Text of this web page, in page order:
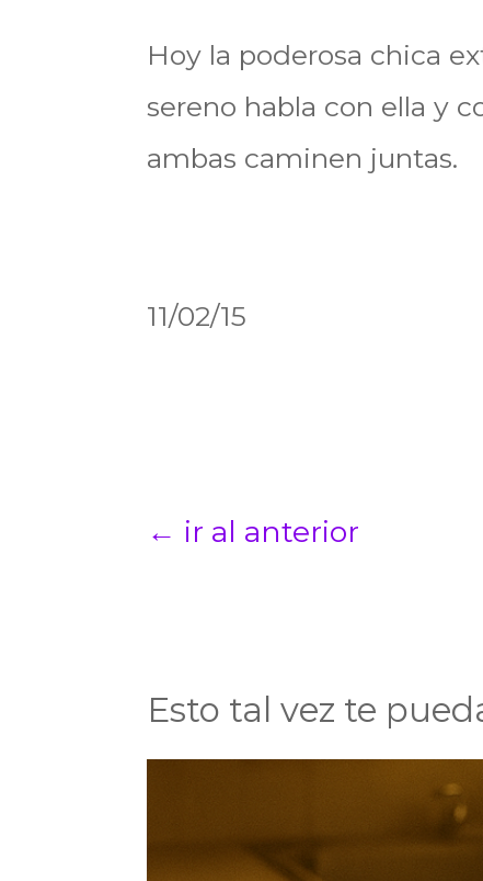
Hoy la poderosa chica
sereno habla con ella y
ambas caminen juntas.
11/02/15
← ir al anterior
Esto tal vez te